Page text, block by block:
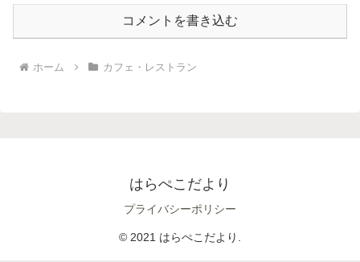
コメントを書き込む
ホーム カフェ・レストラン
はらぺこだより
プライバシーポリシー
© 2021 はらぺこだより.